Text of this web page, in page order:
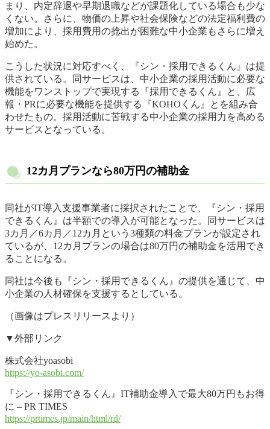
まり、内定辞退や早期退職などが課題化している場合も少な
くない。さらに、物価の上昇や社会保険などの法定福利費の
増加により、採用費用の捻出が困難な中小企業もさらに増え
始めた。
こうした状況に対応すべく、『シン・採用できるくん』は提
供されている。同サービスは、中小企業の採用活動に必要な
機能をワンストップで実現する『採用できるくん』と、広
報・PRに必要な機能を提供する『KOHOくん』とを組み合
わせたもの。採用活動に苦戦する中小企業の採用力を高める
サービスとなっている。
12カ月プランなら80万円の補助金
同社がIT導入支援事業者に採択されたことで、『シン・採用
できるくん』は半額での導入が可能となった。同サービスは
3カ月／6カ月／12カ月という3種類の料金プランが設定され
ているが、12カ月プランの場合は80万円の補助金を活用でき
ることになる。
同社は今後も『シン・採用できるくん』の提供を通じて、中
小企業の人材確保を支援するとしている。
（画像はプレスリリースより）
▼外部リンク
株式会社yoasobi
https://yo-asobi.com/
『シン・採用できるくん』IT補助金導入で最大80万円もお得
に – PR TIMES
https://prtimes.jp/main/html/rd/